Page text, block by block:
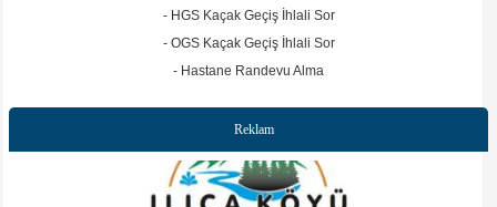
- HGS Kaçak Geçiş İhlali Sor
- OGS Kaçak Geçiş İhlali Sor
- Hastane Randevu Alma
Reklam